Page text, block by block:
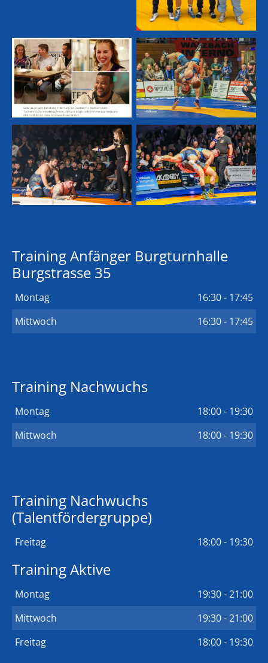
Training Anfänger Burgturnhalle
Burgstrasse 35
Montag
16:30 - 17:45
Mittwoch
16:30 - 17:45
Training Nachwuchs
Montag
18:00 - 19:30
Mittwoch
18:00 - 19:30
Training Nachwuchs
(Talentfördergruppe)
Freitag 18:00 - 19:30
Training Aktive
Montag
19:30 - 21:00
Mittwoch
19:30 - 21:00
Freitag
18:00 - 19:30